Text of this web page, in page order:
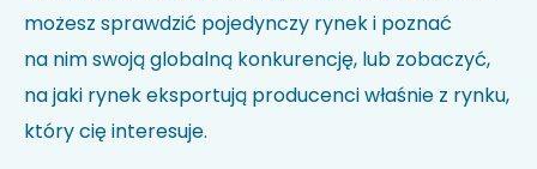
możesz sprawdzić pojedynczy rynek i poznać
na nim swoją globalną konkurencję, lub zobaczyć,
na jaki rynek eksportują producenci właśnie z rynku,
który cię interesuje.